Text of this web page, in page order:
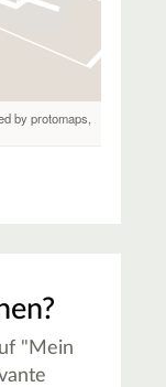
by protomaps,
"Mein